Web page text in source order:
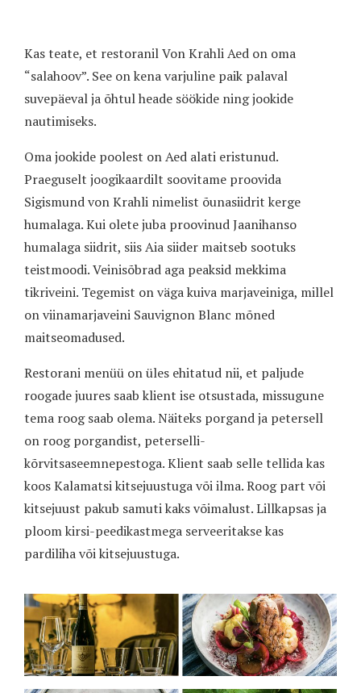
Kas teate, et restoranil Von Krahli Aed on oma
“salahoov”. See on kena varjuline paik palaval
suvepäeval ja õhtul heade söökide ning jookide
nautimiseks.
Oma jookide poolest on Aed alati eristunud.
Praeguselt joogikaardilt soovitame proovida
Sigismund von Krahli nimelist õunasiidrit kerge
humalaga. Kui olete juba proovinud Jaanihanso
humalaga siidrit, siis Aia siider maitseb sootuks
teistmoodi. Veinisõbrad aga peaksid mekkima
tikriveini. Tegemist on väga kuiva marjaveiniga, millel
on viinamarjaveini Sauvignon Blanc mõned
maitseomadused.
Restorani menüü on üles ehitatud nii, et paljude
roogade juures saab klient ise otsustada, missugune
tema roog saab olema. Näiteks porgand ja petersell
on roog porgandist, peterselli-
kõrvitsaseemnepestoga. Klient saab selle tellida kas
koos Kalamatsi kitsejuustuga või ilma. Roog part või
kitsejuust pakub samuti kaks võimalust. Lillkapsas ja
ploom kirsi-peedikastmega serveeritakse kas
pardiliha või kitsejuustuga.